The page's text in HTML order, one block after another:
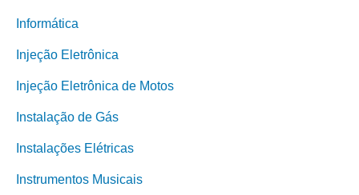
Informática
Injeção Eletrônica
Injeção Eletrônica de Motos
Instalação de Gás
Instalações Elétricas
Instrumentos Musicais